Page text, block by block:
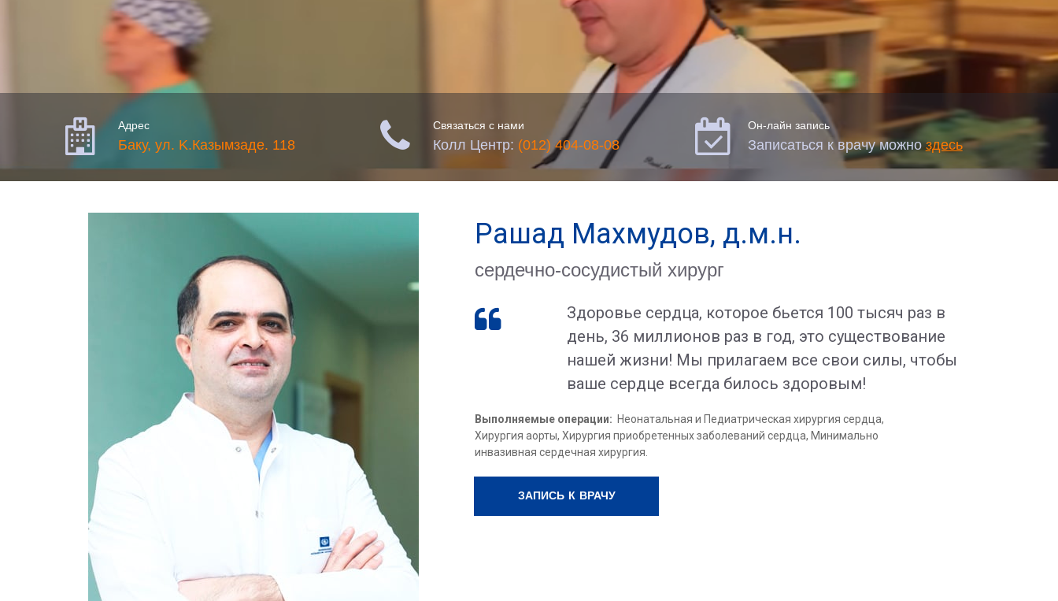
 Адрес
Баку, ул. K.Казымзаде. 118  Связаться с нами
Колл Центр: (012) 404-08-08  Он-лайн запись
Записаться к врачу можноздесь
Рашад Махмудов, д.м.н.
сердечно-сосудистый хирург

Здоровье сердца, которое бьется 100 тысяч раз в
день, 36 миллионов раз в год, это существование
нашей жизни! Мы прилагаем все свои силы, чтобы
ваше сердце всегда билось здоровым!
Выполняемые операции: Неонатальная и Педиатрическая хирургия сердца,
Хирургия аорты, Хирургия приобретенных заболеваний сердца, Минимально
инвазивная сердечная хирургия.
ЗАПИСЬ К ВРАЧУ